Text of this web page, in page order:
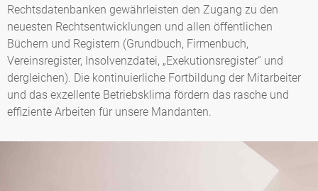
Rechtsdatenbanken gewährleisten den Zugang zu den
neuesten Rechtsentwicklungen und allen öffentlichen
Büchern und Registern (Grundbuch, Firmenbuch,
Vereinsregister, Insolvenzdatei, „Exekutionsregister“ und
dergleichen). Die kontinuierliche Fortbildung der Mitarbeiter
und das exzellente Betriebsklima fördern das rasche und
effiziente Arbeiten für unsere Mandanten.